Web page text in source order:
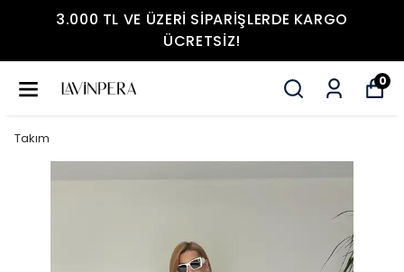
3.000 TL VE ÜZERI SIPARIŞLERDE KARGO
ÜCRETSIZ!
0
Takım